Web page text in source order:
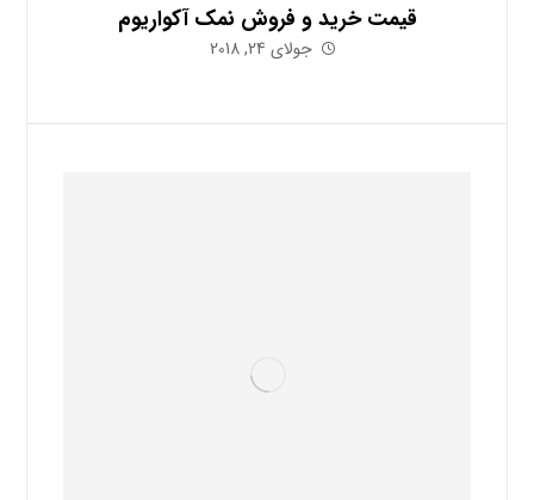
قیمت خرید و فروش نمک آکواریوم
جولای 24, 2018